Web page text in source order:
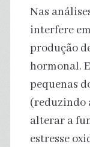
Nas
interfere
produção
hormonal.
pequenas
(reduzindo
alterar a
estresse